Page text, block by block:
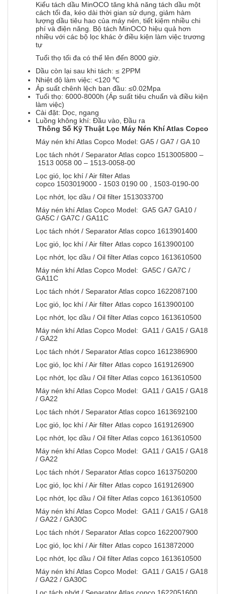
Kiểu tách dầu MinOCO tăng khả năng tách dầu một
cách tối đa, kéo dài thời gian sử dụng, giảm hàm
lượng dầu tiêu hao của máy nén, tiết kiệm nhiều chi
phí và điện năng. Bộ tách MinOCO hiệu quả hơn
nhiều với các bộ lọc khác ở điều kiện làm việc trương
tự
Tuổi thọ tối đa có thể lên đến 8000 giờ.
Dầu còn lại sau khi tách: ≤ 2PPM
Nhiệt độ làm việc: <120 ℃
Áp suất chênh lệch ban đầu: ≤0.02Mpa
Tuổi thọ: 6000-8000h (Áp suất tiêu chuẩn và điều kiện
làm việc)
Cài đặt: Dọc, ngang
Luồng không khí: Đầu vào, Đầu ra
Thông Số Kỹ Thuật Lọc Máy Nén Khí Atlas Copco
Máy nén khí Atlas Copco Model: GA5 / GA7 / GA 10
Lọc tách nhớt / Separator Atlas copco 1513005800 –
1513 0058 00 – 1513-0058-00
Lọc gió, lọc khí / Air filter Atlas
copco 1503019000 - 1503 0190 00 , 1503-0190-00
Lọc nhớt, lọc dầu / Oil filter 1513033700
Máy nén khí Atlas Copco Model: GA5 GA7 GA10 /
GA5C / GA7C / GA11C
Lọc tách nhớt / Separator Atlas copco 1613901400
Lọc gió, lọc khí / Air filter Atlas copco 1613900100
Lọc nhớt, lọc dầu / Oil filter Atlas copco 1613610500
Máy nén khí Atlas Copco Model: GA5C / GA7C /
GA11C
Lọc tách nhớt / Separator Atlas copco 1622087100
Lọc gió, lọc khí / Air filter Atlas copco 1613900100
Lọc nhớt, lọc dầu / Oil filter Atlas copco 1613610500
Máy nén khí Atlas Copco Model: GA11 / GA15 / GA18
/ GA22
Lọc tách nhớt / Separator Atlas copco 1612386900
Lọc gió, lọc khí / Air filter Atlas copco 1619126900
Lọc nhớt, lọc dầu / Oil filter Atlas copco 1613610500
Máy nén khí Atlas Copco Model: GA11 / GA15 / GA18
/ GA22
Lọc tách nhớt / Separator Atlas copco 1613692100
Lọc gió, lọc khí / Air filter Atlas copco 1619126900
Lọc nhớt, lọc dầu / Oil filter Atlas copco 1613610500
Máy nén khí Atlas Copco Model: GA11 / GA15 / GA18
/ GA22
Lọc tách nhớt / Separator Atlas copco 1613750200
Lọc gió, lọc khí / Air filter Atlas copco 1619126900
Lọc nhớt, lọc dầu / Oil filter Atlas copco 1613610500
Máy nén khí Atlas Copco Model: GA11 / GA15 / GA18
/ GA22 / GA30C
Lọc tách nhớt / Separator Atlas copco 1622007900
Lọc gió, lọc khí / Air filter Atlas copco 1613872000
Lọc nhớt, lọc dầu / Oil filter Atlas copco 1613610500
Máy nén khí Atlas Copco Model: GA11 / GA15 / GA18
/ GA22 / GA30C